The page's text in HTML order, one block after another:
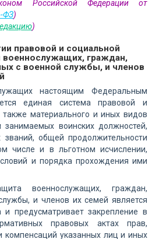
Российской Федерации от
ФЗ)
)
правовой и социальной
граждан,
с военной службы, и членов
настоящим Федеральным
единая система правовой и
материального и иных видов
занимаемых воинских должностей,
званий, общей продолжительности
числе и в льготном исчислении,
и порядка прохождения ими
военнослужащих, граждан,
и членов их семей является
и предусматривает закрепление в
правовых актах прав,
компенсаций указанных лиц и иных